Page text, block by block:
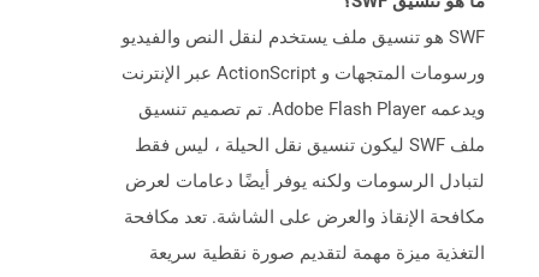
SWF هو تنسيق ملف يستخدم لنقل النص والفيديو
ورسومات المتجهات و ActionScript عبر الإنترنت
ويدعمه Adobe Flash Player. تم تصميم تنسيق
ملف SWF ليكون تنسيق نقل الحيلة ، ليس فقط
لتبادل الرسومات ولكنه يوفر أيضًا دعامات لعرض
مكافحة الإنقاذ والعرض على الشاشة. تعد مكافحة
التغذية ميزة مهمة لتقديم صورة نقطية سريعة